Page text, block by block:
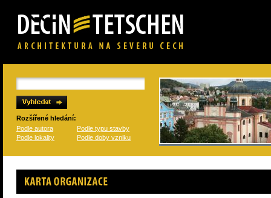
Rozšířené hledání:
Podle autora
Podle typu stavby
Podle lokality
Podle doby vzniku
Karta organizace